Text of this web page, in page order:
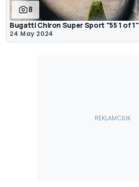
8
Bugatti Chiron Super Sport "55 1 of 1"
24 May 2024